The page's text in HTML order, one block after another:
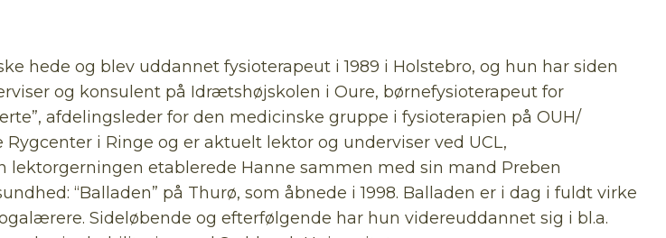
hede og blev uddannet fysioterapeut i 1989 i Holstebro, og hun har siden
og konsulent på Idrætshøjskolen i Oure, børnefysioterapeut for
afdelingsleder for den medicinske gruppe i fysioterapien på OUH/
i Ringe og er aktuelt lektor og underviser ved UCL,
lektorgerningen etablerede Hanne sammen med sin mand Preben
“Balladen” på Thurø, som åbnede i 1998. Balladen er i dag i fuldt virke
Sideløbende og efterfølgende har hun videreuddannet sig i bl.a.